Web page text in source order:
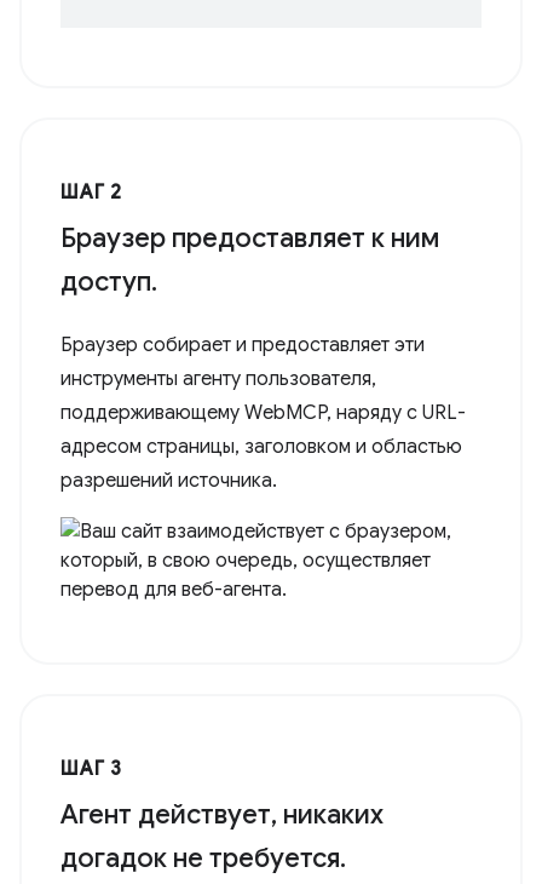
ШАГ 2
Браузер предоставляет к ним
доступ.
Браузер собирает и предоставляет эти
инструменты агенту пользователя,
поддерживающему WebMCP, наряду с URL-
адресом страницы, заголовком и областью
разрешений источника.
ШАГ 3
Агент действует, никаких
догадок не требуется.